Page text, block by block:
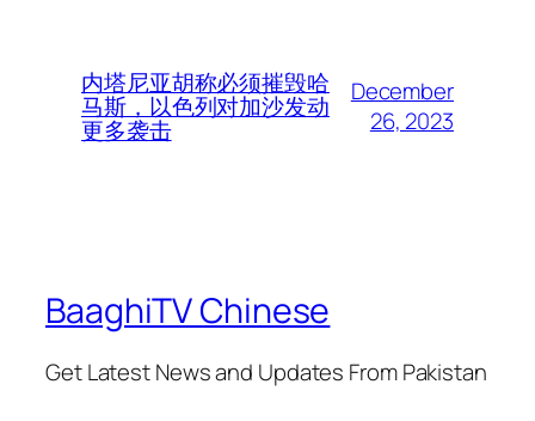
内塔尼亚胡称必须摧毁哈
马斯，以色列对加沙发动
更多袭击
December
26, 2023
BaaghiTV Chinese
Get Latest News and Updates From Pakistan